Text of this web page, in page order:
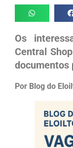
Os
Central
documentos
Por Blog do